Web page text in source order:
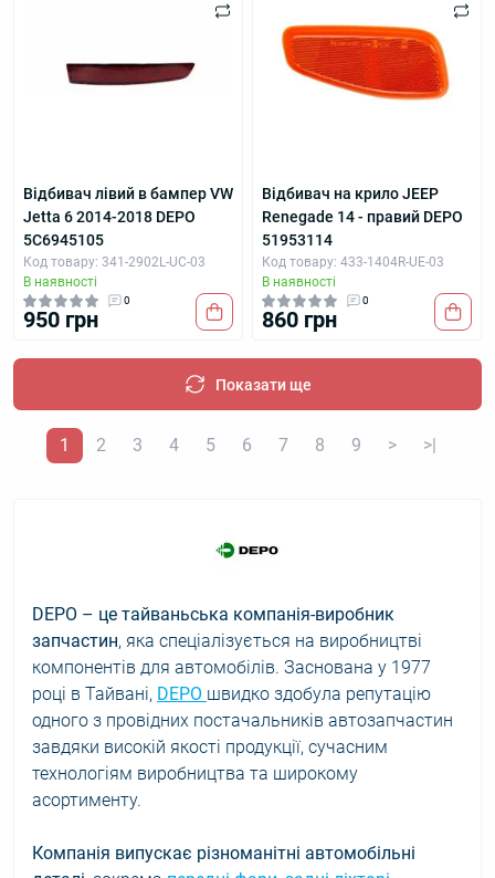
Відбивач лівий в бампер VW
Jetta 6 2014-2018 DEPO
5C6945105
Код товару: 341-2902L-UC-03
В наявності
0
950 грн
Відбивач на крило JEEP
Renegade 14 - правий DEPO
51953114
Код товару: 433-1404R-UE-03
В наявності
0
860 грн
Показати ще
1 2 3 4 5 6 7 8 9 > >|
DEPO – це тайваньська компанія-виробник
запчастин, яка спеціалізується на виробництві
компонентів для автомобілів. Заснована у 1977
році в Тайвані, DEPO швидко здобула репутацію
одного з провідних постачальників автозапчастин
завдяки високій якості продукції, сучасним
технологіям виробництва та широкому
асортименту.
Компанія випускає різноманітні автомобільні